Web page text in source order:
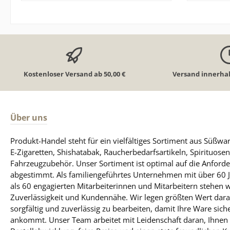
trocken an der Oberfläche, laufen
weniger aus und bieten ein
langanhaltendes Aromaerlebnis. Die
diskret - ideal für unterwegs oder in
Gesellschaft. Mit einem Nikotingehalt
Nikotinlevel bevorzugen.
Produktdetails: Marke: Skruf Produkt:
Ice White #2 Chew Bags Format:
White Portion Stärke: #2 - mittel
Geschmack: Menthol / Minze Nikotin:
ca. 8 mg/g Inhalt: ca. 20 Beutel pro
Dose Jetzt Skruf Ice White Chew Bags
online kaufen - diskreter Versand,
frischer Geschmack, geprüfte
perfekt
Marke: Skruf
Chew Bags Format:
Stärke:
Menthol / Minze
Inhalt:
Skruf Ice
Kostenloser Versand ab 50,00 € Versand
Über uns
Produkt-Handel steht für ein vielfältiges Sortiment aus
E-Zigaretten, Shishatabak, Raucherbedarfsartikeln,
Fahrzeugzubehör. Unser Sortiment ist optimal auf die
abgestimmt. Als familiengeführtes Unternehmen mit über 60
als 60 engagierten Mitarbeiterinnen und Mitarbeitern stehen
Zuverlässigkeit und Kundennähe. Wir legen größten Wert
sorgfältig und zuverlässig zu bearbeiten, damit Ihre Ware
ankommt. Unser Team arbeitet mit Leidenschaft daran, Ihnen